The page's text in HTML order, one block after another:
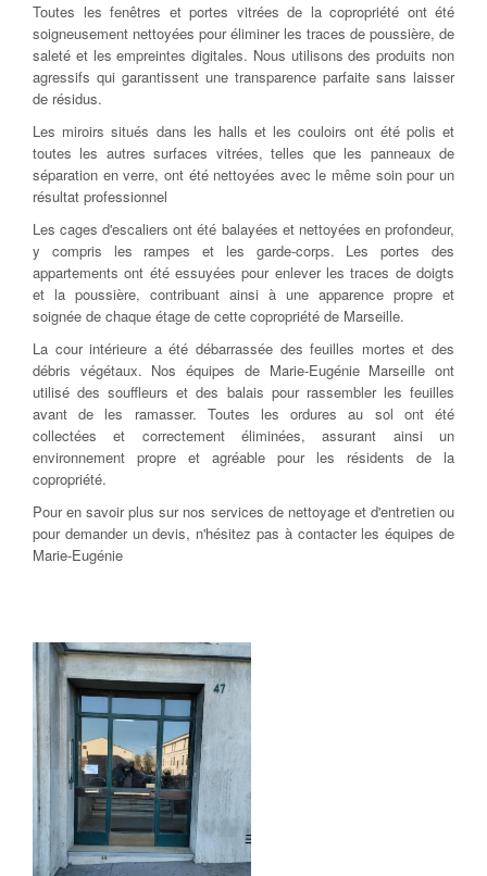
Toutes les fenêtres et portes vitrées de la copropriété ont été
soigneusement nettoyées pour éliminer les traces de poussière, de
saleté et les empreintes digitales. Nous utilisons des produits non
agressifs qui garantissent une transparence parfaite sans laisser
de résidus.
Les miroirs situés dans les halls et les couloirs ont été polis et
toutes les autres surfaces vitrées, telles que les panneaux de
séparation en verre, ont été nettoyées avec le même soin pour un
résultat professionnel
Les cages d'escaliers ont été balayées et nettoyées en profondeur,
y compris les rampes et les garde-corps. Les portes des
appartements ont été essuyées pour enlever les traces de doigts
et la poussière, contribuant ainsi à une apparence propre et
soignée de chaque étage de cette copropriété de Marseille.
La cour intérieure a été débarrassée des feuilles mortes et des
débris végétaux. Nos équipes de Marie-Eugénie Marseille ont
utilisé des souffleurs et des balais pour rassembler les feuilles
avant de les ramasser. Toutes les ordures au sol ont été
collectées et correctement éliminées, assurant ainsi un
environnement propre et agréable pour les résidents de la
copropriété.
Pour en savoir plus sur nos services de nettoyage et d'entretien ou
pour demander un devis, n'hésitez pas à contacter les équipes de
Marie-Eugénie